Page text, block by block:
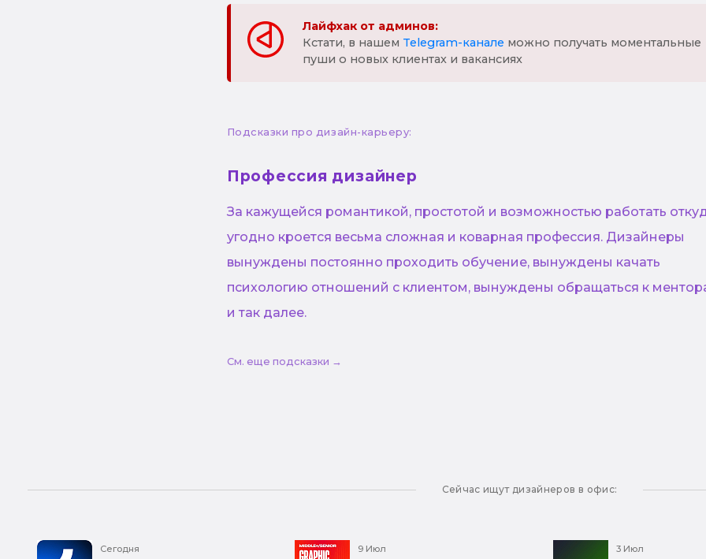
Лайфхак от админов:
Кстати, в нашем Telegram-канале можно получать моментальные
пуши о новых клиентах и вакансиях
Подсказки про дизайн-карьеру:
Профессия дизайнер
За кажущейся романтикой, простотой и возможностью работать
угодно кроется весьма сложная и коварная профессия. Дизайнеры
вынуждены постоянно проходить обучение, вынуждены качать
психологию отношений с клиентом, вынуждены обращаться к
и так далее.
См. еще подсказки →
Сейчас ищут дизайнеров в офис:
Сегодня
9 Июл
3 Июл